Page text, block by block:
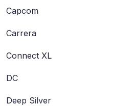
Capcom
Carrera
Connect XL
DC
Deep Silver